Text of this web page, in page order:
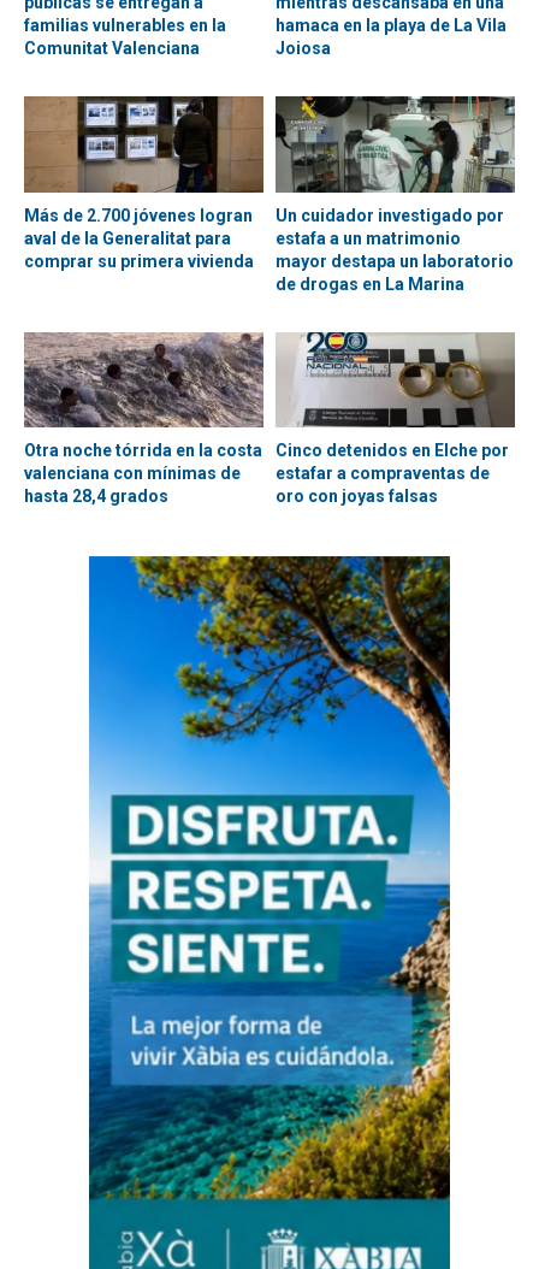
familias vulnerables en la
Comunitat Valenciana
hamaca en la playa de La Vila
Joiosa
Más de 2.700 jóvenes logran
aval de la Generalitat para
comprar su primera vivienda
Un cuidador investigado por
estafa a un matrimonio
mayor destapa un laboratorio
de drogas en La Marina
Otra noche tórrida en la costa
valenciana con mínimas de
hasta 28,4 grados
Cinco detenidos en Elche por
estafar a compraventas de
oro con joyas falsas